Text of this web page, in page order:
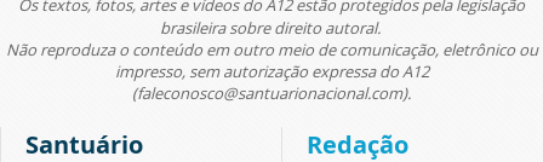
brasileira sobre direito autoral.
Não reproduza o conteúdo em outro meio de comunicação, eletrônico ou
impresso, sem autorização expressa do A12
(faleconosco@santuarionacional.com).
Santuário Redação